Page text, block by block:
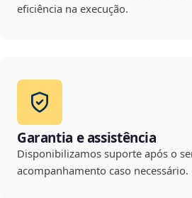
eficiência na execução.
Garantia e assistência
Disponibilizamos suporte após o
acompanhamento caso necessário.